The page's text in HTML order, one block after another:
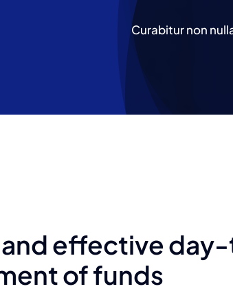
Curabitur non
effective
of funds